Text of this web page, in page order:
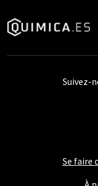
Se faire
Suivez-